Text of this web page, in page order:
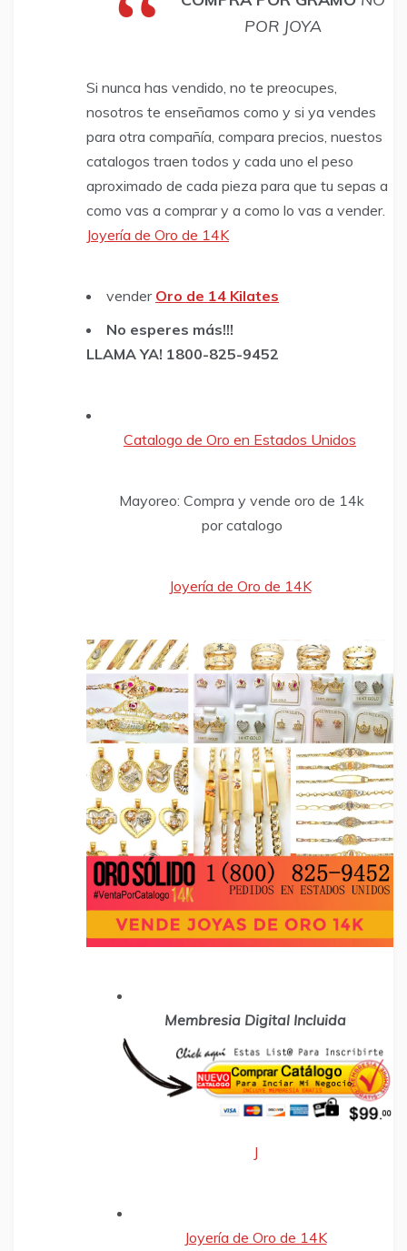
POR JOYA
Si nunca has vendido, no te preocupes,
nosotros te enseñamos como y si ya vendes
para otra compañía, compara precios, nuestos
catalogos traen todos y cada uno el peso
aproximado de cada pieza para que tu sepas a
como vas a comprar y a como lo vas a vender.
Joyería de Oro de 14K
vender Oro de 14 Kilates
​No esperes más!!!
LLAMA YA! 1800-825-9452
Catalogo de Oro en Estados Unidos
​Mayoreo: Compra y vende oro de 14k
por catalogo
Joyería de Oro de 14K
Membresia Digital Incluida
J
Joyería de Oro de 14K